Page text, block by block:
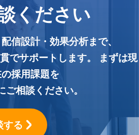
ください
信設計・効果分析まで、
でサポートします。 まずは現
採用課題を
ご相談ください。
する